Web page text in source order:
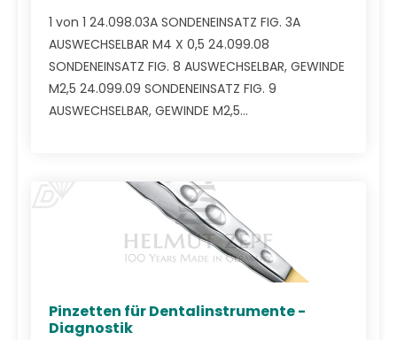
1 von 1 24.098.03A SONDENEINSATZ FIG. 3A
AUSWECHSELBAR M4 X 0,5 24.099.08
SONDENEINSATZ FIG. 8 AUSWECHSELBAR, GEWINDE
M2,5 24.099.09 SONDENEINSATZ FIG. 9
AUSWECHSELBAR, GEWINDE M2,5...
Pinzetten für Dentalinstrumente -
Diagnostik